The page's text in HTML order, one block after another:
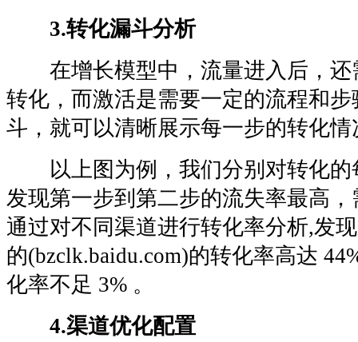
3.转化漏斗分析
在增长模型中，流量进入后，还
转化，而激活是需要一定的流程和
斗，就可以清晰展示每一步的转化情
以上图为例，我们分别对转化的
发现第一步到第二步的流失率最高
通过对不同渠道进行转化率分析,发
的(bzclk.baidu.com)的转化率高达
化率不足 3% 。
4.渠道优化配置